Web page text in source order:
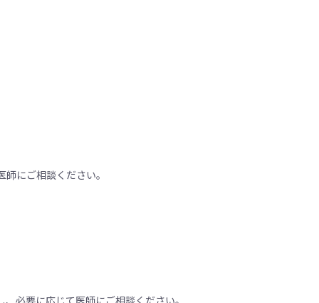
にご相談ください。
必要に応じて医師にご相談ください。